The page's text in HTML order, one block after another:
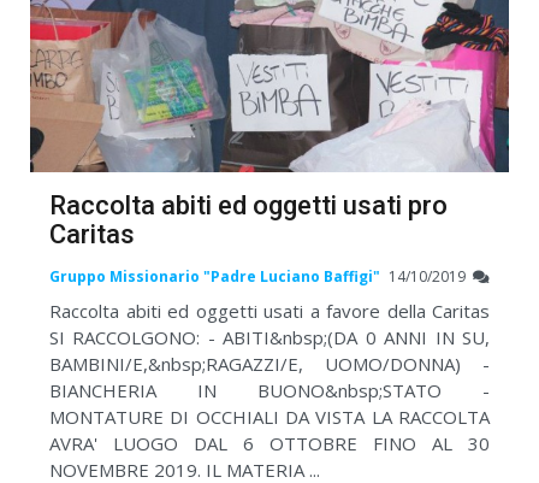
Raccolta abiti ed oggetti usati pro
Caritas
Gruppo Missionario "Padre Luciano Baffigi" 14/10/2019
Raccolta abiti ed oggetti usati a favore della Caritas
SI RACCOLGONO: - ABITI&nbsp;(DA 0 ANNI IN SU,
BAMBINI/E,&nbsp;RAGAZZI/E, UOMO/DONNA) -
BIANCHERIA IN BUONO&nbsp;STATO -
MONTATURE DI OCCHIALI DA VISTA LA RACCOLTA
AVRA' LUOGO DAL 6 OTTOBRE FINO AL 30
NOVEMBRE 2019. IL MATERIA ...